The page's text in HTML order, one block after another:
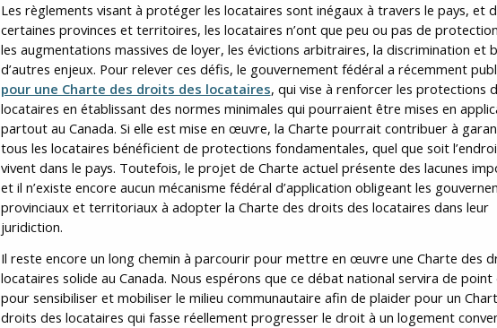
Les règlements visant à protéger les locataires sont inégaux à travers le pays, et
certaines provinces et territoires, les locataires n’ont que peu ou pas de
les augmentations massives de loyer, les évictions arbitraires, la discrimination et
d’autres enjeux. Pour relever ces défis, le gouvernement fédéral a récemment
pour une Charte des droits des locataires, qui vise à renforcer les protections
locataires en établissant des normes minimales qui pourraient être mises en
partout au Canada. Si elle est mise en œuvre, la Charte pourrait contribuer à
tous les locataires bénéficient de protections fondamentales, quel que soit
vivent dans le pays. Toutefois, le projet de Charte actuel présente des lacunes
et il n’existe encore aucun mécanisme fédéral d’application obligeant les
provinciaux et territoriaux à adopter la Charte des droits des locataires dans leur
juridiction.
Il reste encore un long chemin à parcourir pour mettre en œuvre une Charte des
locataires solide au Canada. Nous espérons que ce débat national servira de
pour sensibiliser et mobiliser le milieu communautaire afin de plaider pour un
droits des locataires qui fasse réellement progresser le droit à un logement